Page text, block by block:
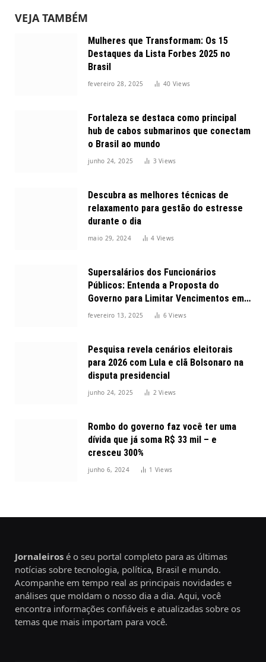
VEJA TAMBÉM
Mulheres que Transformam: Os 15
Destaques da Lista Forbes 2025 no
Brasil
fevereiro 28, 2025 40 Views
Fortaleza se destaca como principal
hub de cabos submarinos que conectam
o Brasil ao mundo
junho 24, 2025 3Views
Descubra as melhores técnicas de
relaxamento para gestão do estresse
durante o dia
maio 29, 2024 4 Views
Supersalários dos Funcionários
Públicos: Entenda a Proposta do
Governo para Limitar Vencimentos em
2025
fevereiro 13, 2025 6Views
Pesquisa revela cenários eleitorais
para 2026 com Lula e clã Bolsonaro na
disputa presidencial
junho 24, 2025 2Views
Rombo do governo faz você ter uma
dívida que já soma R$ 33 mil – e
cresceu 300%
junho 6, 2024 1 Views
Jornaleiros é o seu portal completo para as últimas
notícias sobre tecnologia, política, Brasil e mundo.
Acompanhe em tempo real as principais novidades e
análises que moldam o nosso dia a dia. Aqui, você
encontra informações confiáveis e atualizadas sobre os
temas que mais importam para você.